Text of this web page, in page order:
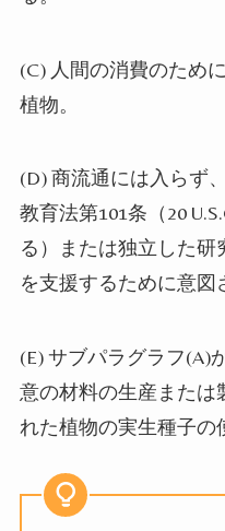
(C) 人間の消費のため
植物。
(D)商流通には入らず
教育法第101条（20
る）または独立した
を支援するために意図
(E)サブパラグラフ(A)
意の材料の生産または
れた植物の実生種子の